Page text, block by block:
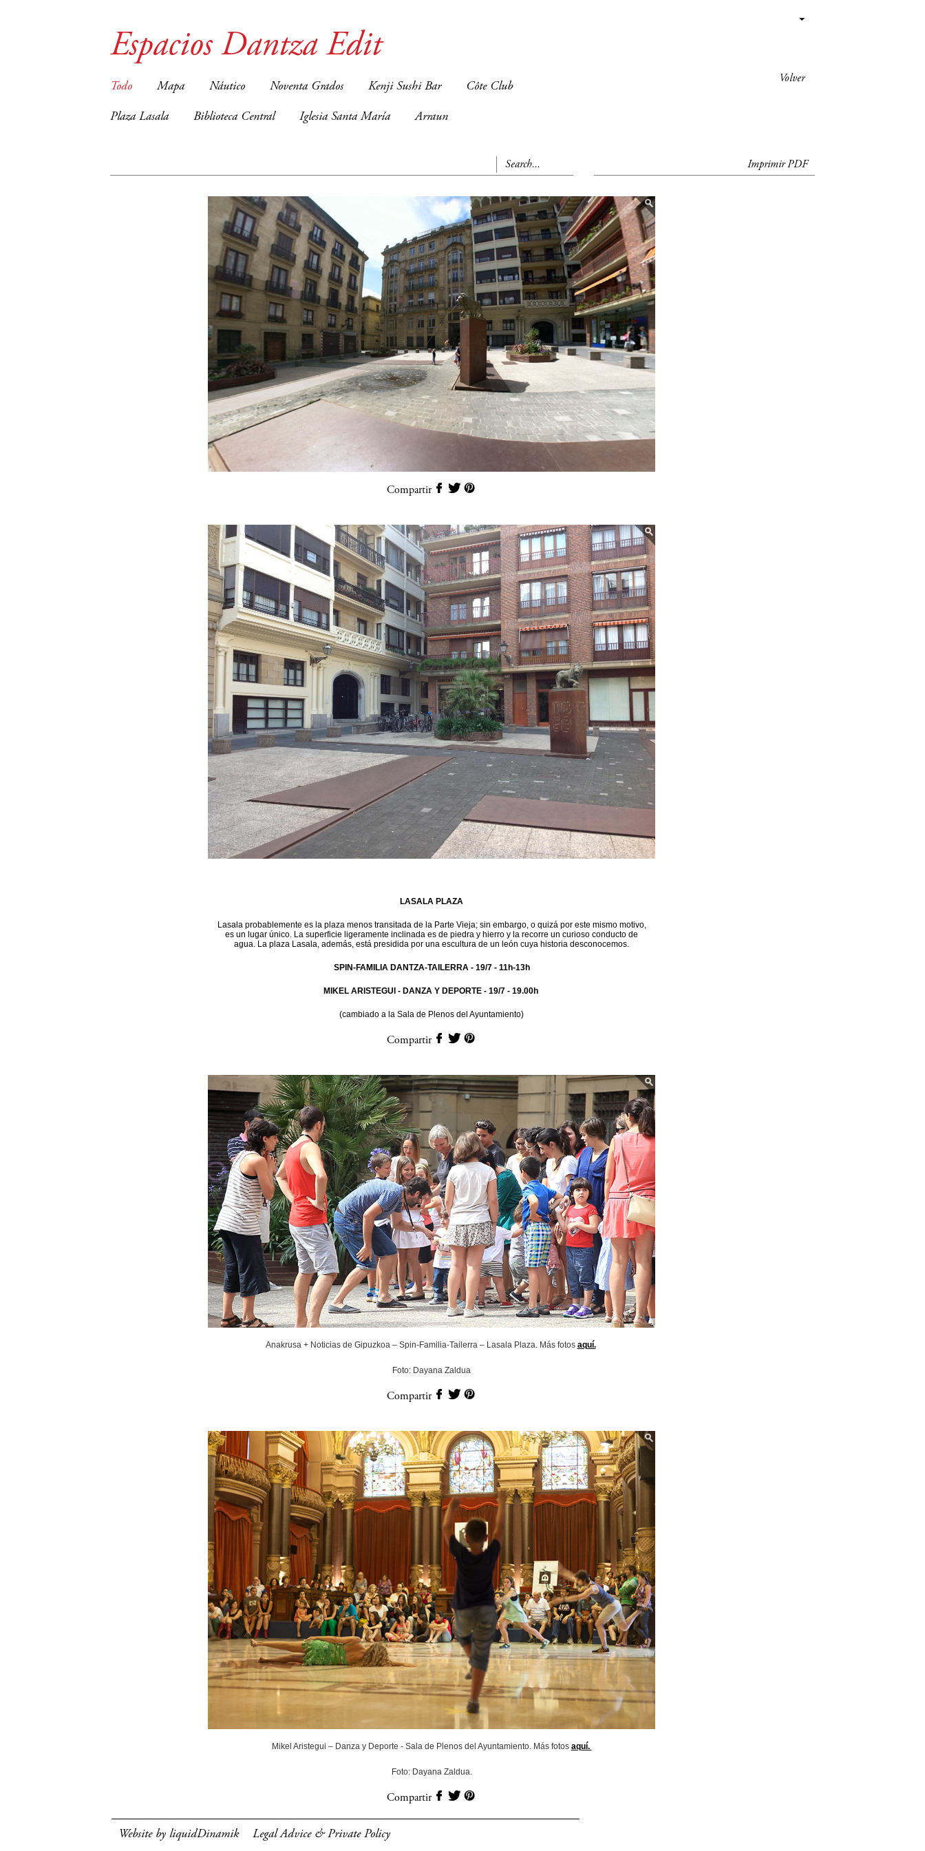
Volver
Espacios Dantza Edit
Todo Mapa Náutico Noventa Grados Kenji Sushi Bar Côte Club
Plaza Lasala Biblioteca Central Iglesia Santa María Arraun
Imprimir PDF
Compartir
LASALA PLAZA
Lasala probablemente es la plaza menos transitada de la Parte Vieja; sin embargo, o quizá por este mismo motivo,
es un lugar único. La superficie ligeramente inclinada es de piedra y hierro y la recorre un curioso conducto de
agua. La plaza Lasala, además, está presidida por una escultura de un león cuya historia desconocemos.
SPIN-FAMILIA DANTZA-TAILERRA- 19/7 - 11h-13h
MIKEL ARISTEGUI - DANZA Y DEPORTE- 19/7 - 19.00h
(cambiado a la Sala de Plenos del Ayuntamiento)
Compartir
Anakrusa + Noticias de Gipuzkoa – Spin-Familia-Tailerra – Lasala Plaza. Más fotos aquí.
Foto: Dayana Zaldua
Compartir
Mikel Aristegui – Danza y Deporte - Sala de Plenos del Ayuntamiento. Más fotos aquí.
Foto: Dayana Zaldua.
Compartir
Website by liquidDinamik Legal Advice & Private Policy